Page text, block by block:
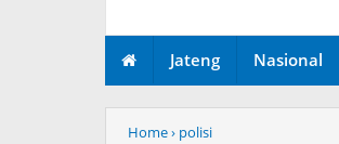
Jateng Nasional
Home› polisi